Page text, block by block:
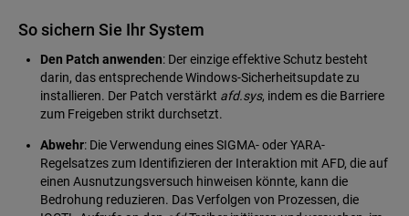
So sichern Sie Ihr System
Den Patch anwenden: Der einzige effektive Schutz besteht
darin, das entsprechende Windows-Sicherheitsupdate zu
installieren. Der Patch verstärkt afd.sys, indem es die Barriere
zum Freigeben strikt durchsetzt.
Abwehr: Die Verwendung eines SIGMA- oder YARA-
Regelsatzes zum Identifizieren der Interaktion mit AFD, die auf
einen Ausnutzungsversuch hinweisen könnte, kann die
Bedrohung reduzieren. Das Verfolgen von Prozessen, die